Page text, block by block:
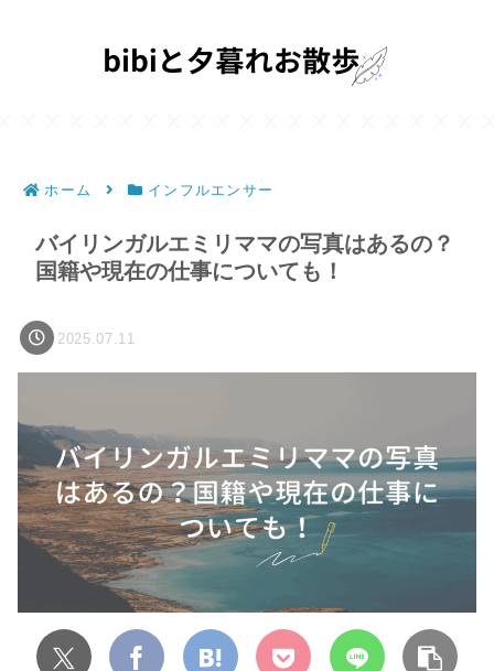
ホーム インフルエンサー
バイリンガルエミリママの写真はあるの？
国籍や現在の仕事についても！
2025.07.11